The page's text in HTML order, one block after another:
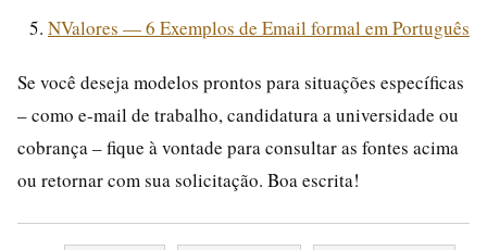
NValores — 6 Exemplos de Email formal em Português
Se você deseja modelos prontos para situações específicas
– como e-mail de trabalho, candidatura a universidade ou
cobrança – fique à vontade para consultar as fontes acima
ou retornar com sua solicitação. Boa escrita!